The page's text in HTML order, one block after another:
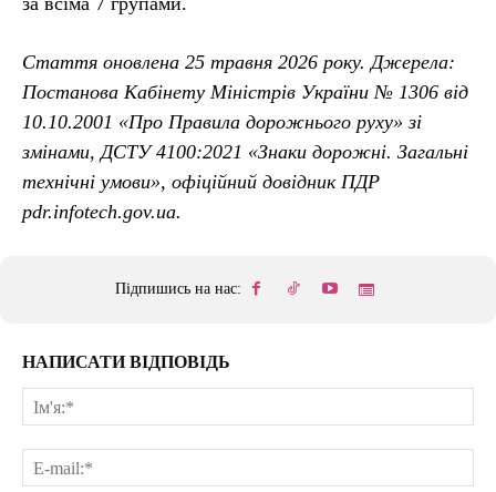
Стаття оновлена 25 травня 2026 року. Джерела:
Постанова Кабінету Міністрів України № 1306 від
10.10.2001 «Про Правила дорожнього руху» зі
змінами, ДСТУ 4100:2021 «Знаки дорожні. Загальні
технічні умови», офіційний довідник ПДР
pdr.infotech.gov.ua.
Підпишись на нас:
НАПИСАТИ ВІДПОВІДЬ